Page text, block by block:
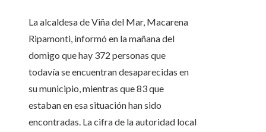
La alcaldesa de Viña del Mar, Macarena
Ripamonti, informó en la mañana del
domigo que hay 372 personas que
todavía se encuentran desaparecidas en
su municipio, mientras que 83 que
estaban en esa situación han sido
encontradas. La cifra de la autoridad local